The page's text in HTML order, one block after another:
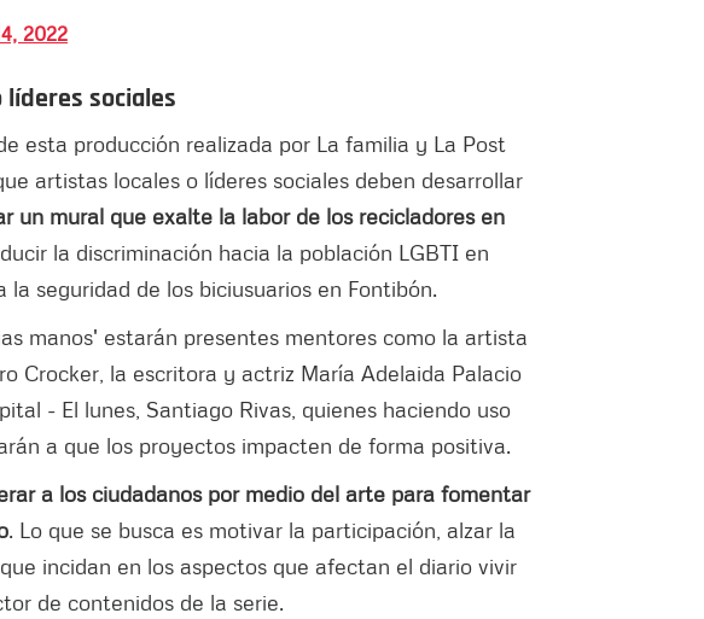
2022
sociales
esta producción realizada por La familia y La Post
artistas locales o líderes sociales deben desarrollar
un mural que exalte la labor de los recicladores en
la discriminación hacia la población LGBTI en
seguridad de los biciusuarios en Fontibón.
manos' estarán presentes mentores como la artista
Crocker, la escritora y actriz María Adelaida Palacio
- El lunes, Santiago Rivas, quienes haciendo uso
a que los proyectos impacten de forma positiva.
a los ciudadanos por medio del arte para fomentar
. Lo que se busca es motivar la participación, alzar la
incidan en los aspectos que afectan el diario vivir
de contenidos de la serie.